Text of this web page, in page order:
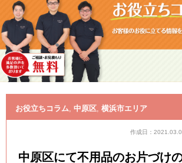
お役立ちコラム, 中原区, 横浜市エリア
作成日：
中原区にて不用品のお片づけ